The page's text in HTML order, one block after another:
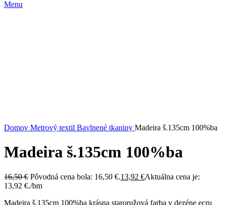
Menu
Domov Metrový textil Bavlnené tkaniny Madeira š.135cm 100%ba
Madeira š.135cm 100%ba
16,50€ Pôvodná cena bola: 16,50 €.13,92 €Aktuálna cena je:
13,92 €./bm
Madeira š.135cm 100%ba krásna staroružová farba v dezéne ecru